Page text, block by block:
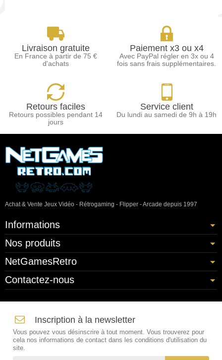
Livraison gratuite
En France à partir de 75 €
d'achats
Paiement x3 ou x4
Avec PayPal régler en 3x ou 4
fois sans frais supplémentaires.
Retours faciles
Retours possibles pendant 14
jours
Service client
Du lundi au samedi de 9h à 19h
Achat & Vente Jeux Vidéo - Rétrogaming - Flipper - Arcade depuis 1997
Informations
Nos produits
NetGamesRetro
Contactez-nous
Inscription à la newsletter
Vous pouvez vous désinscrire à tout moment. Vous trouverez pour
cela nos informations de contact dans les conditions d'utilisation du
site.